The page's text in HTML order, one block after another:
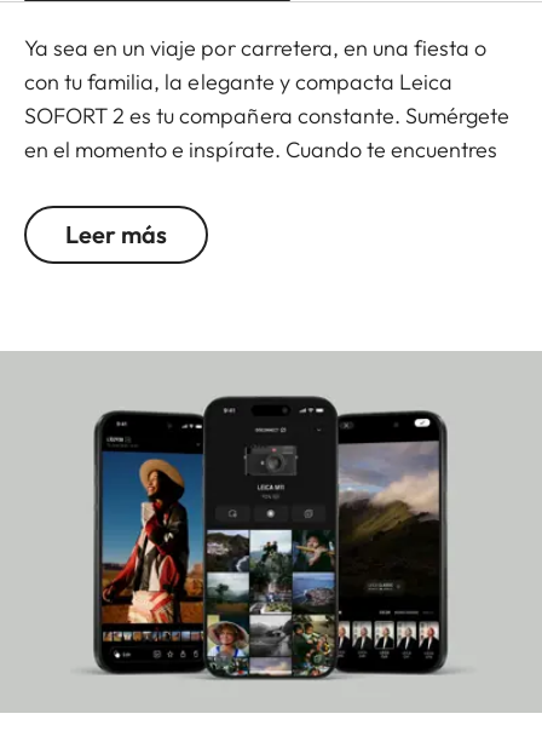
Ya sea en un viaje por carretera, en una fiesta o
con tu familia, la elegante y compacta Leica
SOFORT 2 es tu compañera constante. Sumérgete
en el momento e inspírate. Cuando te encuentres
de forma rápida y creativa con facilidad. El
sencillo manejo de la Leica SOFORT 2, su perfecta
con la aplicación Leica FOTOS, también puedes
cámaras Leica.
Leer más